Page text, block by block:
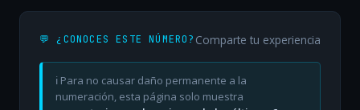
💬 ¿CONOCES ESTE NÚMERO? Comparte tu experiencia
ℹ️ Para no causar daño permanente a la
numeración, esta página solo muestra